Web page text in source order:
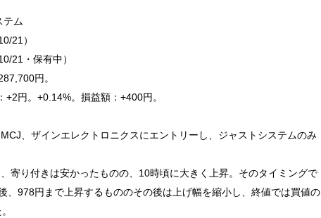
ム
21）
21・保有中）
円。
円。+0.14%。損益額：+400円。
、ザインエレクトロニクスにエントリーし、ジャストシステムのみ
寄り付きは安かったものの、10時頃に大きく上昇。そのタイミングで
、978円まで上昇するもののその後は上げ幅を縮小し、終値では買値の